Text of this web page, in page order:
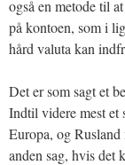
også en metode til
på kontoen, som i
hård valuta kan
Det er som sagt et
Indtil videre mest et
Europa, og
anden sag, hvis det